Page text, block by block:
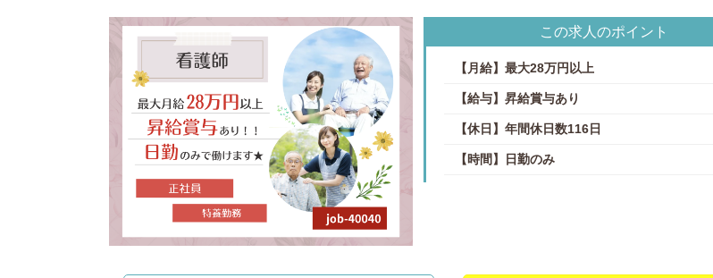
この求人のポイント
【月給】最大28万円以上
【給与】昇給賞与あり
【休日】年間休日数116日
【時間】日勤のみ